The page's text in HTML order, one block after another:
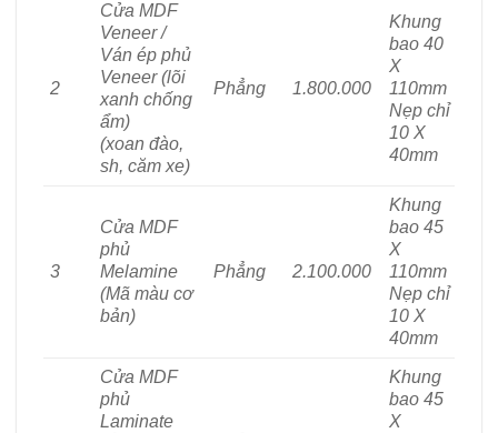
2
Cửa MDF
Veneer /
Ván ép phủ
Veneer (lõi
xanh chống
ẩm)
(xoan đào,
sh, căm xe)
Phẳng 1.800.000
Khung
bao 40
X
110mm
Nẹp chỉ
10 X
40mm
3
Cửa MDF
phủ
Melamine
(Mã màu cơ
bản)
Phẳng 2.100.000
Khung
bao 45
X
110mm
Nẹp chỉ
10 X
40mm
Cửa MDF
phủ
Laminate
Khung
bao 45
X